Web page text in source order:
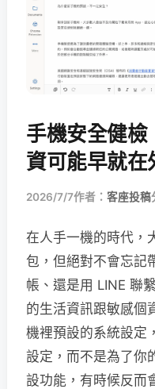
手機安全健檢
資可能早就在
2026/7/7作者： 客座投稿
在人手一機的時代，
包，但絕對不會忘記
帳、還是用 LINE 聯
的生活資訊跟敏感個
機裡預設的系統設定
設定，而不是為了你
設功能，有時候反而